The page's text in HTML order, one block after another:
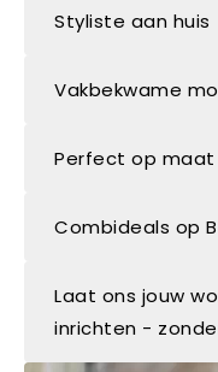
Styliste aan huis
Vakbekwame
Perfect op maat
Combideals op
Laat ons jouw
inrichten -